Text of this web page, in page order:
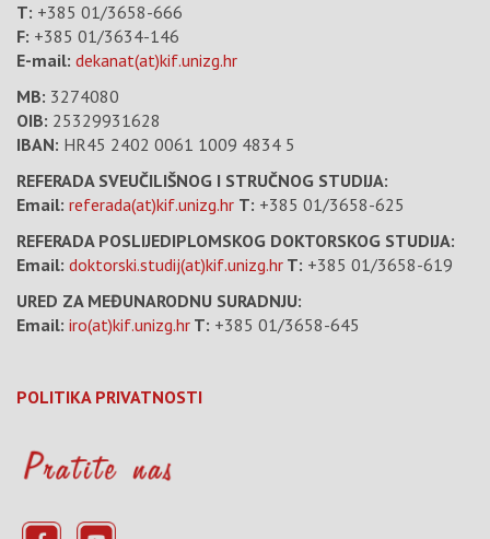
T: +385 01/3658-666
F: +385 01/3634-146
E-mail: dekanat(at)kif.unizg.hr
MB: 3274080
OIB: 25329931628
IBAN: HR45 2402 0061 1009 4834 5
REFERADA SVEUČILIŠNOG I STRUČNOG STUDIJA:
Email: referada(at)kif.unizg.hr T: +385 01/3658-625
REFERADA POSLIJEDIPLOMSKOG DOKTORSKOG STUDIJA:
Email: doktorski.studij(at)kif.unizg.hr T: +385 01/3658-619
URED ZA MEĐUNARODNU SURADNJU:
Email: iro(at)kif.unizg.hr T: +385 01/3658-645
POLITIKA PRIVATNOSTI